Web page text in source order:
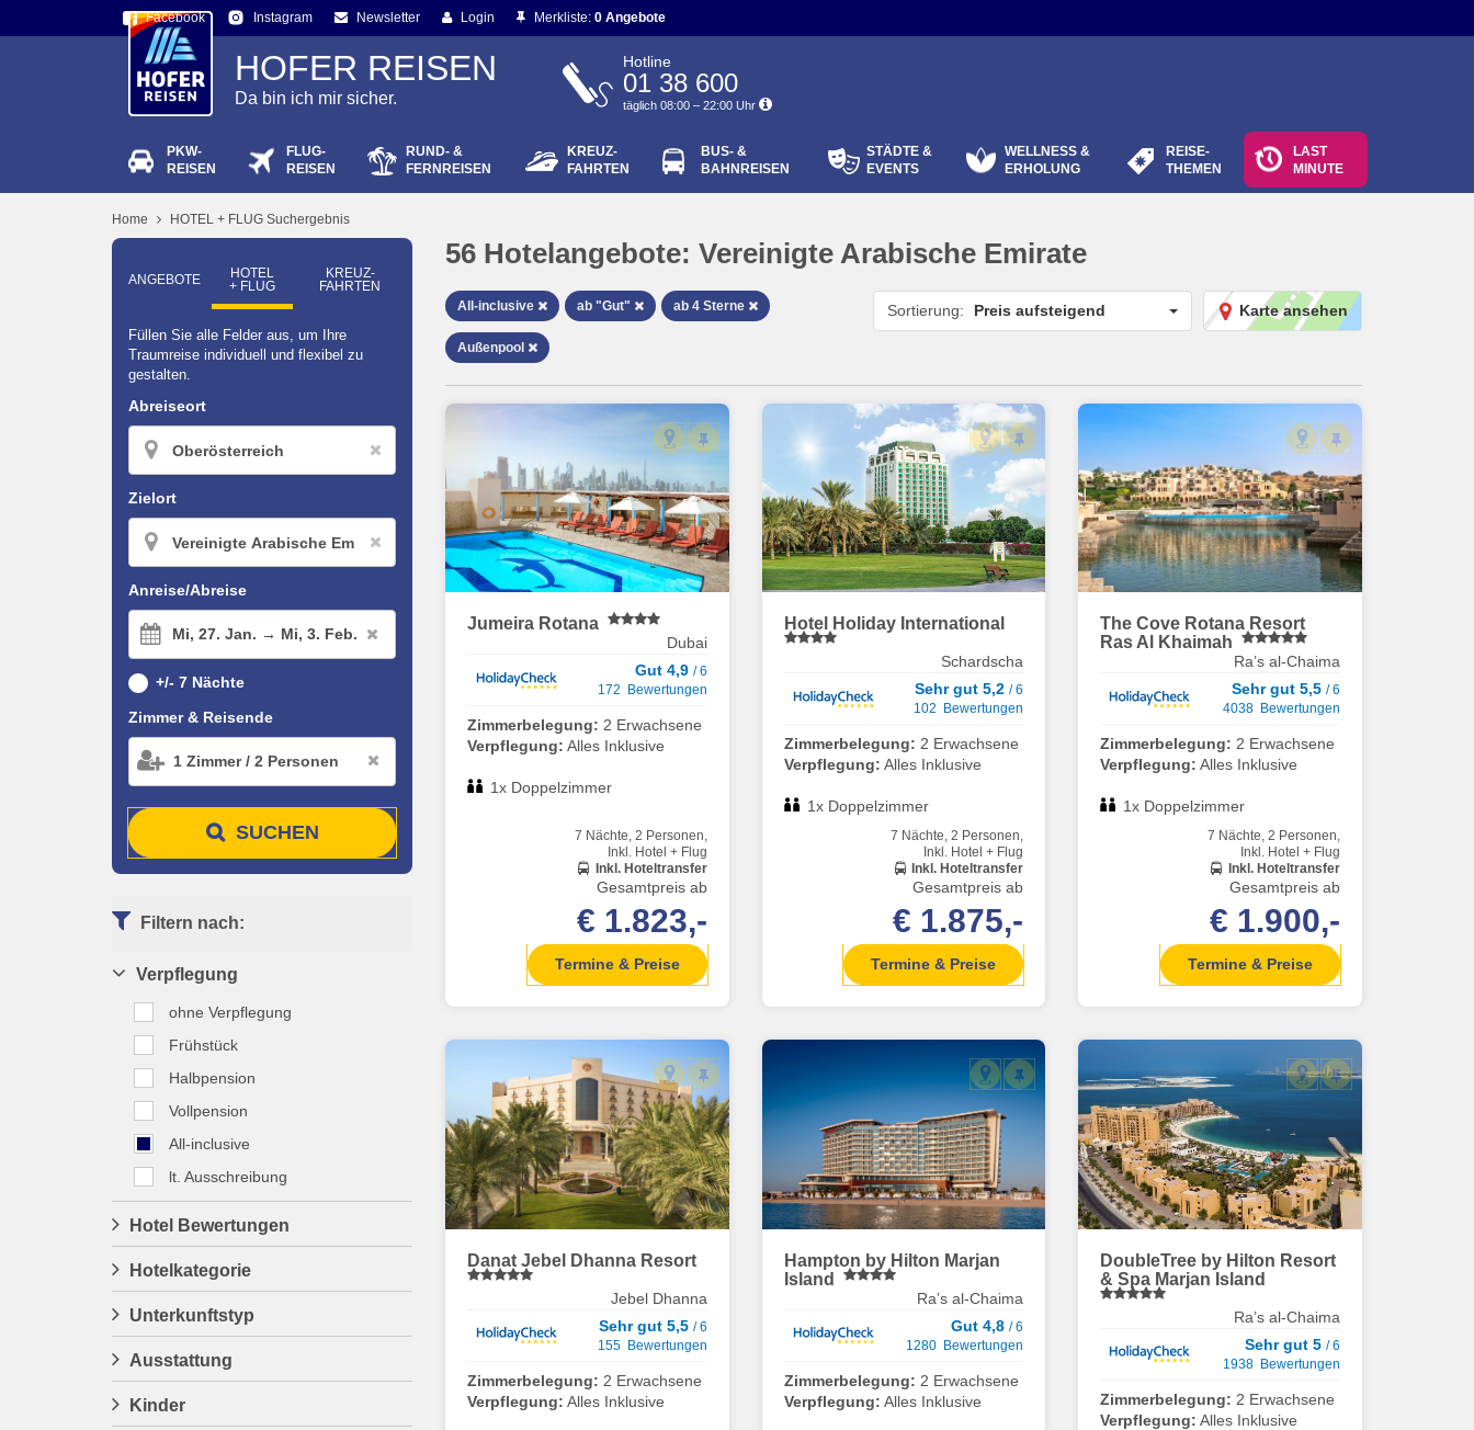
Facebook Instagram Newsletter Login
Passwort vergessen?
Merkliste: 0 Angebote
HOFER REISEN
Da bin ich mir sicher.
Hotline
01 38 600
täglich 08:00 – 22:00 Uhr
PKW-
REISEN
FLUG-
REISEN
RUND- &
FERNREISEN
KREUZ-
FAHRTEN
BUS- &
BAHNREISEN
STÄDTE &
EVENTS
WELLNESS &
ERHOLUNG
REISE-
THEMEN
LAST
MINUTE
Home HOTEL + FLUG Suchergebnis
ANGEBOTE
HOTEL
+ FLUG
KREUZ­
FAHRTEN
Füllen Sie alle Felder aus, um Ihre
Traumreise individuell und flexibel zu
gestalten.
Abreiseort
Zielort
Anreise/Abreise
Mi, 27. Jan. → Mi, 3. Feb.
+/- 7 Nächte
Zimmer & Reisende
1 Zimmer/ 2 Personen
SUCHEN
Filtern nach:
Verpflegung
ohne Verpflegung
Frühstück
Halbpension
Vollpension
All-inclusive
lt. Ausschreibung
Hotel Bewertungen
Hotelkategorie
Unterkunftstyp
Ausstattung
Kinder
56 Hotelangebote: Vereinigte Arabische Emirate
All-inclusive ab "Gut" ab 4 Sterne
Außenpool
Karte ansehen
Sortierung: Preis aufsteigend
Jumeira Rotana
Dubai
Gut 4,9 / 6
172 Bewertungen
Zimmerbelegung: 2 Erwachsene
Verpflegung: Alles Inklusive
1x Doppelzimmer
7 Nächte, 2 Personen,
Inkl. Hotel + Flug
Inkl. Hoteltransfer
Gesamtpreis ab
€ 1.823,-
Termine & Preise
Hotel Holiday International
Schardscha
Sehr gut 5,2/ 6
102 Bewertungen
Zimmerbelegung: 2 Erwachsene
Verpflegung: Alles Inklusive
1x Doppelzimmer
7 Nächte, 2 Personen,
Inkl. Hotel + Flug
Inkl. Hoteltransfer
Gesamtpreis ab
€ 1.875,-
Termine & Preise
The Cove Rotana Resort
Ras Al Khaimah
Ra’s al-Chaima
Sehr gut 5,5 / 6
4038 Bewertungen
Zimmerbelegung: 2 Erwachsene
Verpflegung: Alles Inklusive
1x Doppelzimmer
7 Nächte, 2 Personen,
Inkl. Hotel + Flug
Inkl. Hoteltransfer
Gesamtpreis ab
€ 1.900,-
Termine & Preise
Danat Jebel Dhanna Resort
Jebel Dhanna
Sehr gut 5,5 / 6
155 Bewertungen
Zimmerbelegung: 2 Erwachsene
Verpflegung: Alles Inklusive
Hampton by Hilton Marjan
Island
Ra’s al-Chaima
Gut 4,8/ 6
1280 Bewertungen
Zimmerbelegung: 2 Erwachsene
Verpflegung: Alles Inklusive
DoubleTree by Hilton Resort
& Spa Marjan Island
Ra’s al-Chaima
Sehr gut 5 / 6
1938 Bewertungen
Zimmerbelegung: 2 Erwachsene
Verpflegung: Alles Inklusive